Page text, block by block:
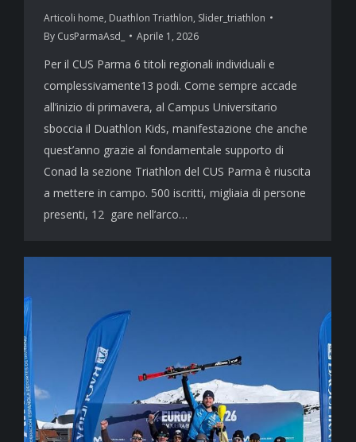
Articoli home, Duathlon Triathlon, Slider_triathlon
By CusParmaAsd_ Aprile 1, 2026
Per il CUS Parma 6 titoli regionali individuali e
complessivamente13 podi. Come sempre accade
all’inizio di primavera, al Campus Universitario
sboccia il Duathlon Kids, manifestazione che anche
quest’anno grazie al fondamentale supporto di
Conad la sezione Triathlon del CUS Parma è riuscita
a mettere in campo. 500 iscritti, migliaia di persone
presenti, 12 gare nell’arco…